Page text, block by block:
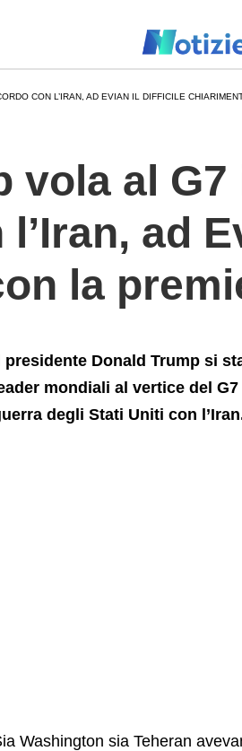
CON L’IRAN, AD EVIAN IL DIFFICILE
vola al
l’Iran, ad
la
presidente Donald Trump si
mondiali al vertice del
degli Stati Uniti con
Washington sia Teheran